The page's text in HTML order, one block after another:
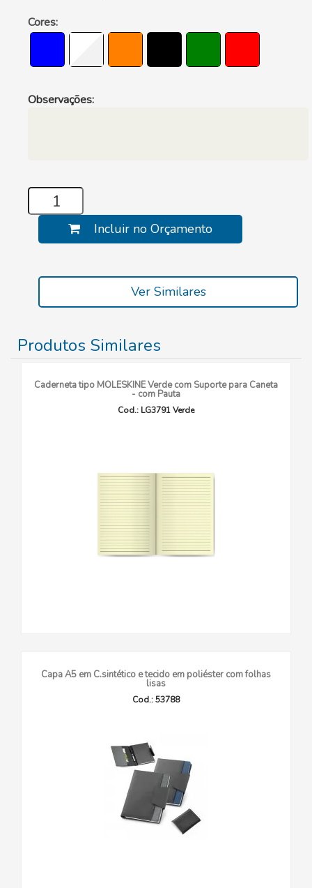
Cores:
Observações:
Incluir no Orçamento
Ver Similares
Produtos Similares
Caderneta tipo MOLESKINE Verde com Suporte para Caneta
- com Pauta
Cod.: LG3791 Verde
Capa A5 em C.sintético e tecido em poliéster com folhas
lisas
Cod.: 53788